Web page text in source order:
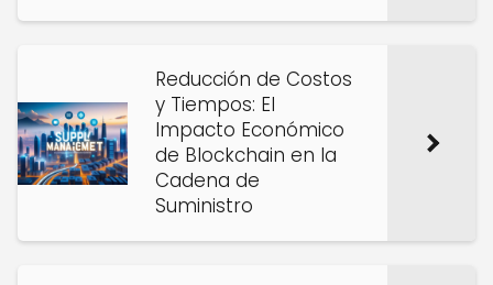
Reducción de Costos
y Tiempos: El
Impacto Económico
de Blockchain en la
Cadena de
Suministro